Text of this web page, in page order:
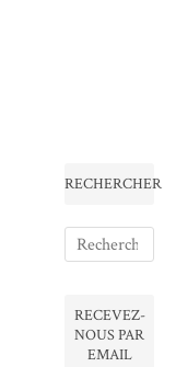
RECHERCHER
RECEVEZ-
NOUS PAR
EMAIL